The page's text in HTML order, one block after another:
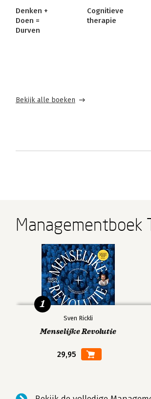
Denken +
Doen =
Durven
Cognitieve
therapie
Bekijk alle boeken
Managementboek
Sven Rickli
Menselijke Revolutie
29,95
1